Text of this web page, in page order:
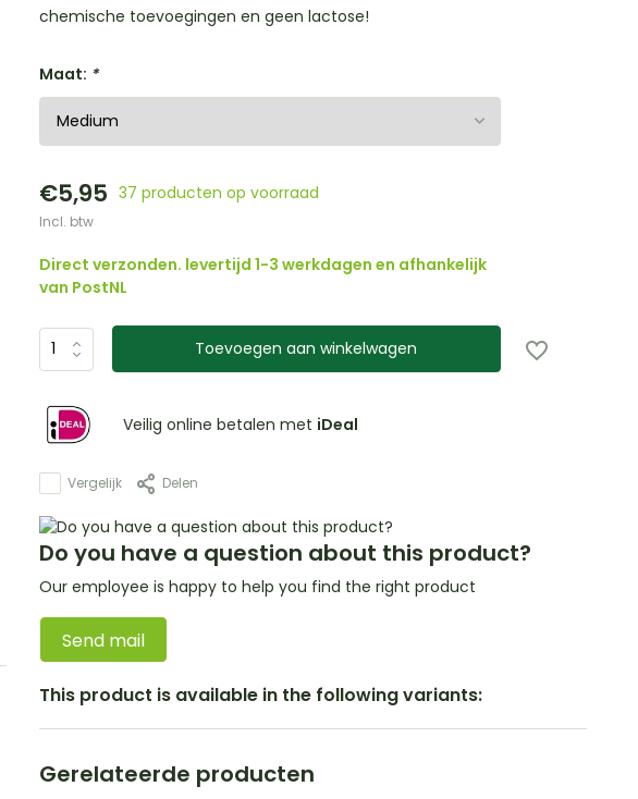
chemische toevoegingen en geen lactose!
Maat: *
€5,95 37 producten op voorraad
Incl. btw
Direct verzonden. levertijd 1-3 werkdagen en afhankelijk
van PostNL
Toevoegen aan winkelwagen
Veilig online betalen met iDeal
Vergelijk Delen
Do you have a question about this product?
Our employee is happy to help you find the right product
Send mail
This product is available in the following variants:
Gerelateerde producten